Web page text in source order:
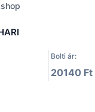
Bolti ár:
20140 Ft